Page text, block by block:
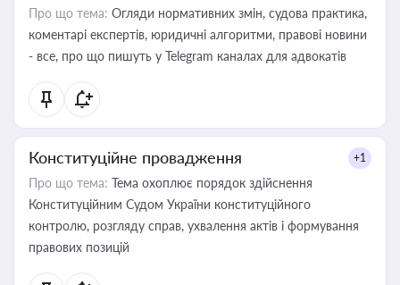
Про що тема: Огляди нормативних змін, судова практика,
коментарі експертів, юридичні алгоритми, правові новини
- все, про що пишуть у Telegram каналах для адвокатів
Конституційне провадження +1
Про що тема: Тема охоплює порядок здійснення
Конституційним Судом України конституційного
контролю, розгляду справ, ухвалення актів і формування
правових позицій